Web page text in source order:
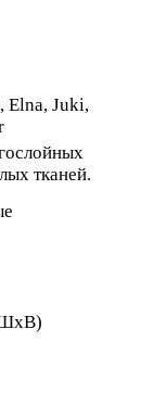
Elna, Juki,
тканей.